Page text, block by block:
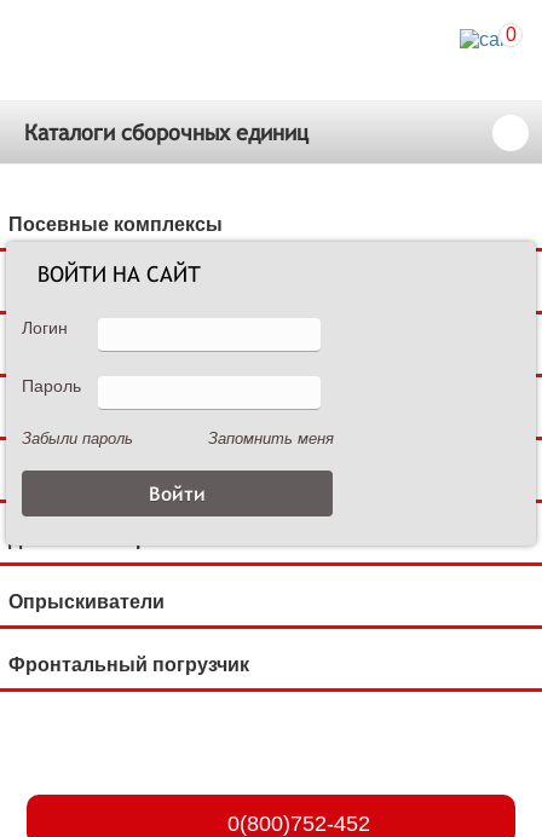
0
Каталоги сборочных единиц
Посевные комплексы
Сеялки зерновые
Сеялки пропашные
Культиваторы междурядные
Культиваторы сплошной обработки
Опрыскиватели
Фронтальный погрузчик
0(800)752-452
ВОЙТИ НА САЙТ
Логин
Пароль
Забыли пароль Запомнить меня